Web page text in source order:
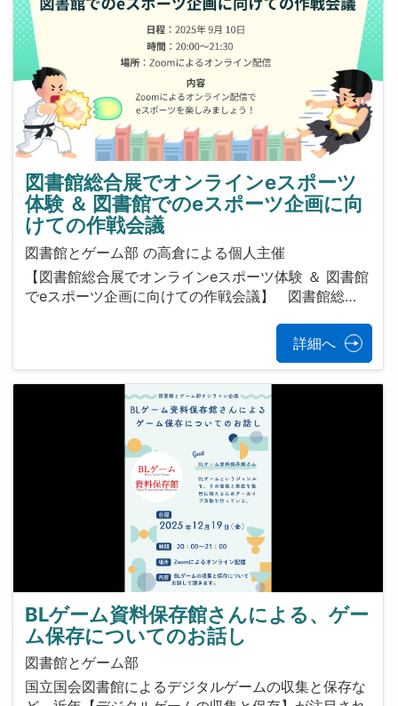
図書館総合展でオンラインeスポーツ
体験 ＆ 図書館でのeスポーツ企画に向
けての作戦会議
図書館とゲーム部 の高倉による個人主催
【図書館総合展でオンラインeスポーツ体験 ＆ 図書館
でeスポーツ企画に向けての作戦会議】 図書館総…
詳細へ
BLゲーム資料保存館さんによる、ゲー
ム保存についてのお話し
図書館とゲーム部
国立国会図書館によるデジタルゲームの収集と保存な